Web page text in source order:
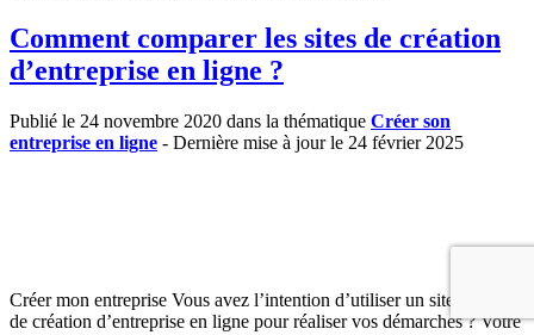
Comment comparer les sites de création
d’entreprise en ligne ?
Publié le 24 novembre 2020 dans la thématique Créer son
entreprise en ligne - Dernière mise à jour le 24 février 2025
Créer mon entreprise Vous avez l’intention d’utiliser un site internet
de création d’entreprise en ligne pour réaliser vos démarches ? Votre